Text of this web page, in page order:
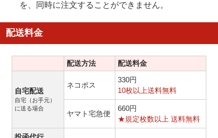
を、同時に注文することができません。
配送料金
配送方法 配送料金
自宅配送
自宅（お手元）
に送る場合
ネコポス
330円
10枚以上送料無料
ヤマト宅急便
660円
★規定枚数以上 送料無料